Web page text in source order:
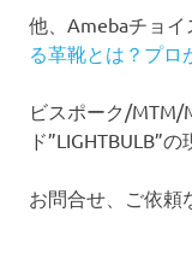
他、Amebaチョ
る革靴とは？プロ
ビスポーク/MTM/
ド”LIGHTBULB”
お問合せ、ご依頼